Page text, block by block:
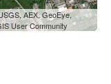
AEX, GeoEye,
User Community